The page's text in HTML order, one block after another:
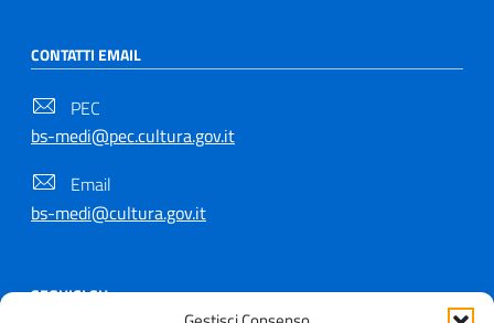
CONTATTI EMAIL
PEC
bs-medi@pec.cultura.gov.it
Email
bs-medi@cultura.gov.it
SEGUICI SU